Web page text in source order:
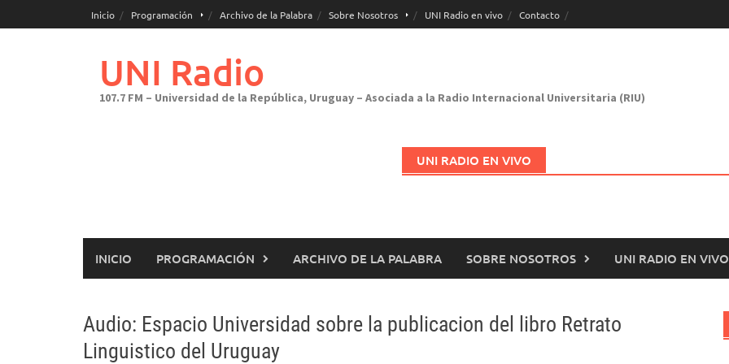
al
Inicio Programación Archivo de la Palabra Sobre Nosotros UNI Radio en vivo Contacto
UNI Radio
107.7 FM – Universidad de la República, Uruguay – Asociada a la Radio Internacional Universitaria (RIU)
UNI RADIO EN VIVO
INICIO PROGRAMACIÓN ARCHIVO DE LA PALABRA SOBRE NOSOTROS UNI RADIO EN VIVO
Audio: Espacio Universidad sobre la publicacion del libro Retrato
Linguistico del Uruguay